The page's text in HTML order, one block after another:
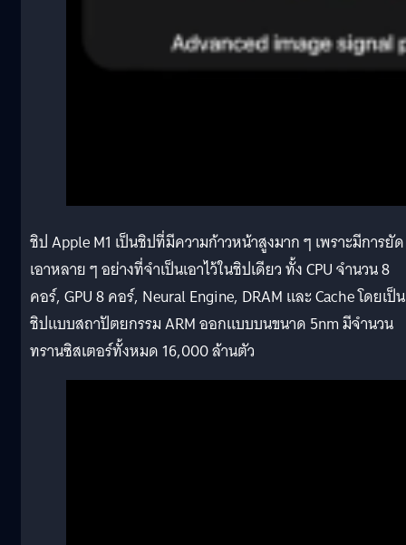
ชิป Apple M1 เป็นชิปที่มีความก้าวหน้าสูงมาก ๆ เพราะมีการยัด
เอาหลาย ๆ อย่างที่จำเป็นเอาไว้ในชิปเดียว ทั้ง CPU จำนวน 8
คอร์, GPU 8 คอร์, Neural Engine, DRAM และ Cache โดยเป็น
ชิปแบบสถาปัตยกรรม ARM ออกแบบบนขนาด 5nm มีจำนวน
ทรานซิสเตอร์ทั้งหมด 16,000 ล้านตัว